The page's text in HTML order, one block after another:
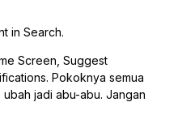
in Search.
Screen Suggest
. Pokoknya semua
jadi abu-abu. Jangan